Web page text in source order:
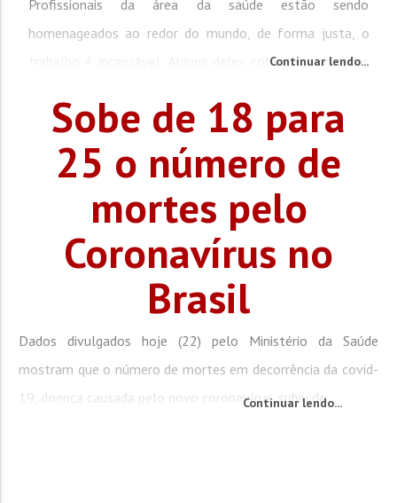
Profissionais da área da saúde estão sendo
homenageados ao redor do mundo, de forma justa, o
trabalho é incansável. Alguns deles colocarm em redes
acessórios de proteção contra o Coronavírus. Em
entrevista à CNN, o médico italiano Nicola Sgarbi disse
que fez a selfie depois de um plantão de doze horas
seguidas, em uma UTI em um dos hospitais do...
Continuar lendo...
Sobe de 18 para
25 o número de
mortes pelo
Coronavírus no
Brasil
Dados divulgados hoje (22) pelo Ministério da Saúde
mostram que o número de mortes em decorrência da covid-
19, doença causada pelo novo coronavírus, subiu de...
Continuar lendo...